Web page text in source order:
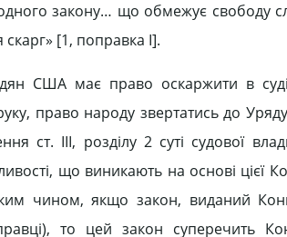
закону… що обмежує свободу
[1, поправка І].
США має право оскаржити в
право народу звертатись до
ст. ІІІ, розділу 2 суті судової
що виникають на основі цієї
чином, якщо закон, виданий
то цей закон суперечить